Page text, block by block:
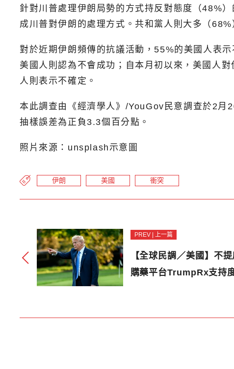
針對川普處理伊朗局勢的方式持反對態度（48%
成川普對伊朗的處理方式。共和黨人則大多（68%
對於近期伊朗頻傳的抗議活動，55%的美國人表
美國人則認為不會成功；自本月初以來，美國人
人則表示不確定。
本此調查由《經濟學人》/YouGov民意調查於2月
抽樣誤差為正負3.3個百分點。
照片來源：unsplash示意圖
伊朗 美國 衝突
PREV | 上一篇
【全球民調／美國】不
購藥平台TrumpRx支持